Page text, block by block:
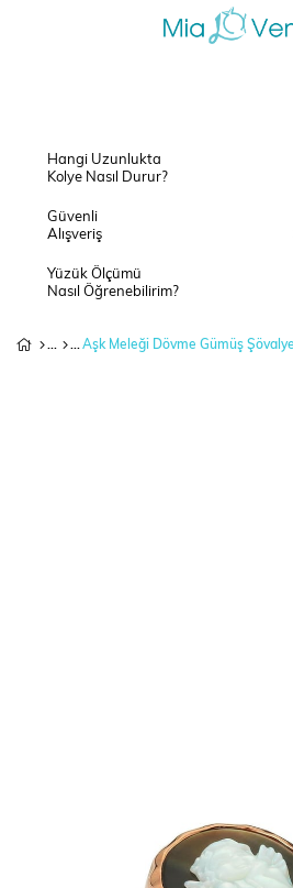
Hangi Uzunlukta
Kolye Nasıl Durur?
Güvenli
Alışveriş
Yüzük Ölçümü
Nasıl Öğrenebilirim?
Aşk Meleği Dövme Gümüş